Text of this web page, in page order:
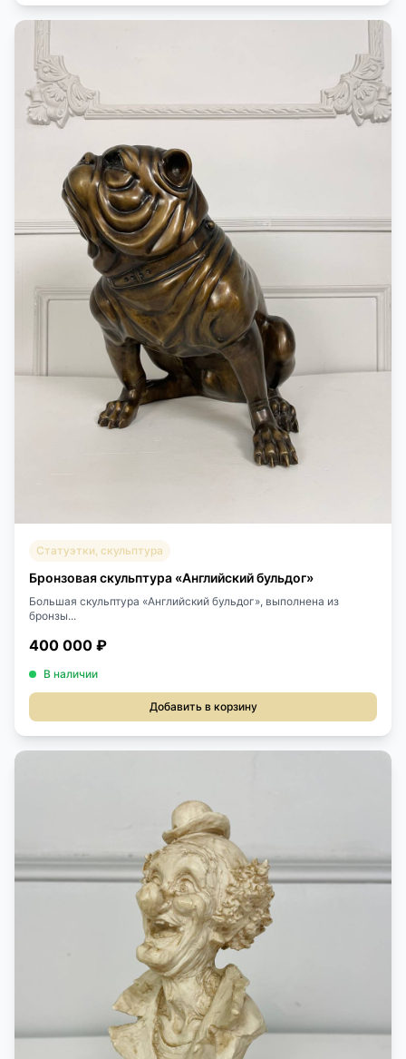
Статуэтки, скульптура
Бронзовая скульптура «Английский бульдог»
Большая скульптура «Английский бульдог», выполнена из
бронзы...
400 000 ₽
В наличии
Добавить в корзину